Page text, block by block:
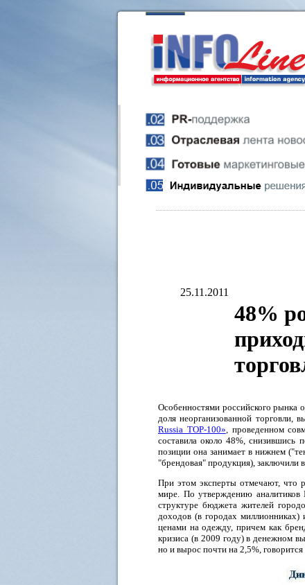
25.11.2011
48%
Особенностями российского рынка
доля неорганизованной торговли,
Russia TOP-100», проведенном
составила около 48%,
позиции она занимает в нижнем
"брендовая" продукция), заключили
При этом эксперты отмечают, что
мире. По утверждению аналитиков
структуре бюджета жителей
доходов (в городах
ценами на одежду, причем как
кризиса (в 2009 году) в денежном
но и вырос почти на 2,5%,